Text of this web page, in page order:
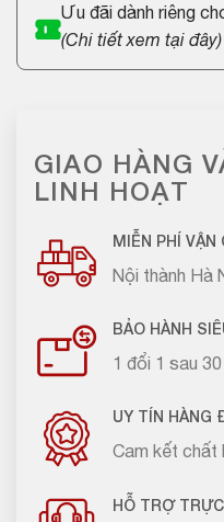
Ưu đãi dành riêng
(Chi tiết xem tại đây)
GIAO HÀNG
LINH HOẠT
MIỄN PHÍ VẬN
Nội thành Hà
BẢO HÀNH
1 đổi 1 sau
UY TÍN HÀNG
Cam kết chất
HỖ TRỢ